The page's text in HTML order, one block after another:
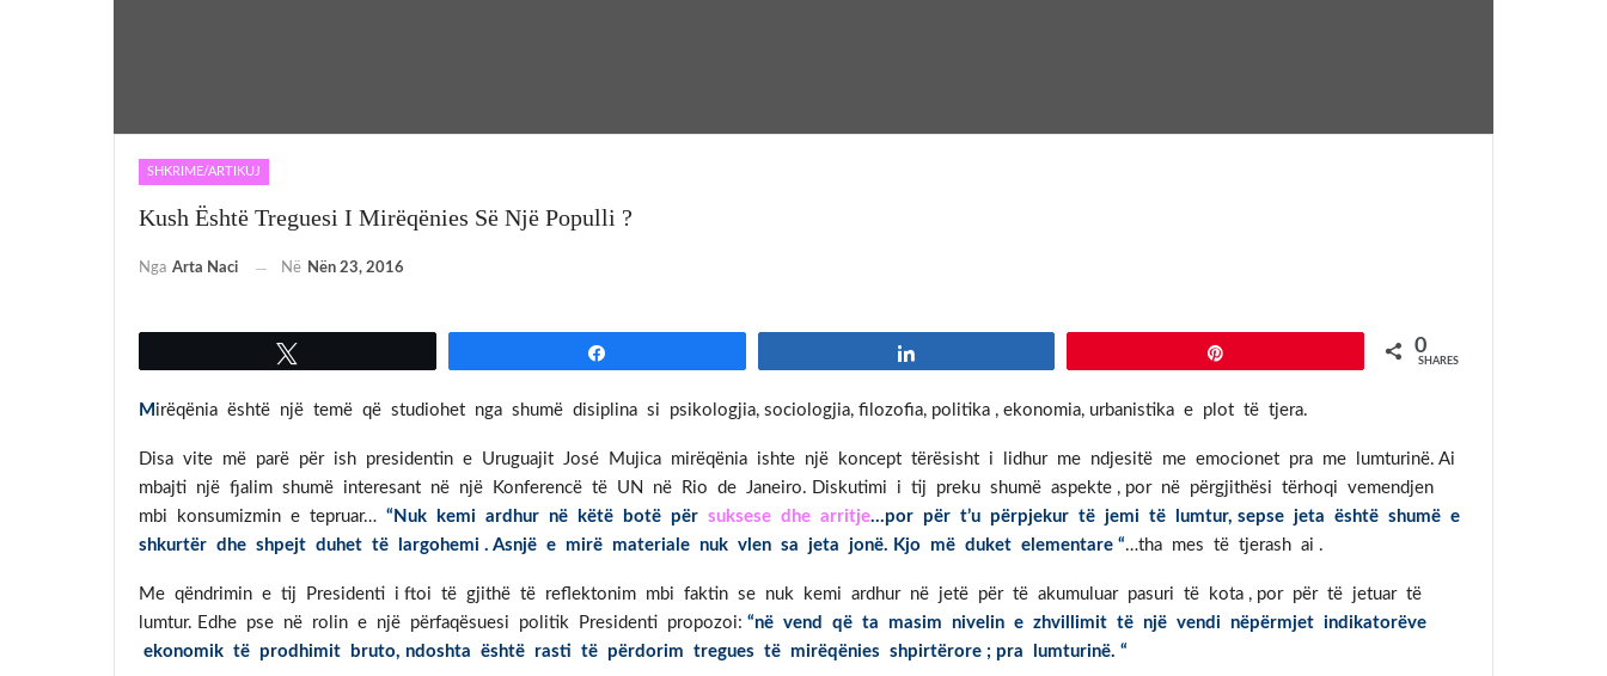
SHKRIME/ARTIKUJ
Kush Është Treguesi I Mirëqënies Së Një Populli ?
Nga Arta Naci Në Nën 23, 2016
0
SHARES
M irëqënia është një temë që studiohet nga shumë disiplina si psikologjia, sociologjia, filozofia, politika , ekonomia, urbanistika e plot të tjera.
Disa vite më parë për ish presidentin e Uruguajit José Mujica mirëqënia ishte një koncept tërësisht i lidhur me ndjesitë me emocionet pra me lumturinë. Ai
mbajti një fjalim shumë interesant në një Konferencë të UN në Rio de Janeiro. Diskutimi i tij preku shumë aspekte , por në përgjithësi tërhoqi vemendjen
mbi konsumizmin e tepruar… “Nuk kemi ardhur në këtë botë për suksese dhe arritje…por për t’u përpjekur të jemi të lumtur, sepse jeta është shumë e
shkurtër dhe shpejt duhet të largohemi . Asnjë e mirë materiale nuk vlen sa jeta jonë. Kjo më duket elementare “…tha mes të tjerash ai .
Me qëndrimin e tij Presidenti i ftoi të gjithë të reflektonim mbi faktin se nuk kemi ardhur në jetë për të akumuluar pasuri të kota , por për të jetuar të
lumtur. Edhe pse në rolin e një përfaqësuesi politik Presidenti propozoi: “në vend që ta masim nivelin e zhvillimit të një vendi nëpërmjet indikatorëve
ekonomik të prodhimit bruto, ndoshta është rasti të përdorim tregues të mirëqënies shpirtërore ; pra lumturinë. “